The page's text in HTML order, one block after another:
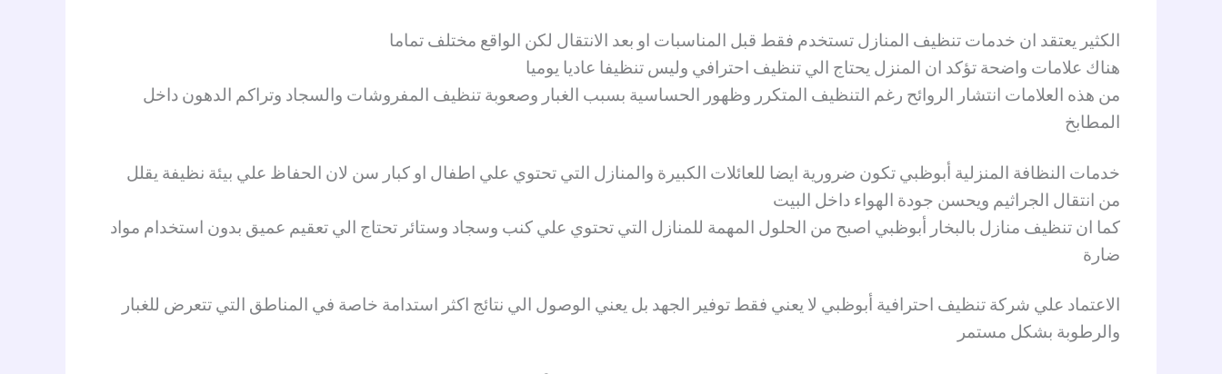
الكثير يعتقد ان خدمات تنظيف المنازل تستخدم فقط قبل المناسبات او بعد الانتقال لكن الواقع مختلف تماما
هناك علامات واضحة تؤكد ان المنزل يحتاج الي تنظيف احترافي وليس تنظيفا عاديا يوميا
من هذه العلامات انتشار الروائح رغم التنظيف المتكرر وظهور الحساسية بسبب الغبار وصعوبة تنظيف المفروشات والسجاد وتراكم الدهون داخل
المطابخ
خدمات النظافة المنزلية أبوظبي تكون ضرورية ايضا للعائلات الكبيرة والمنازل التي تحتوي علي اطفال او كبار سن لان الحفاظ علي بيئة نظيفة يقلل
من انتقال الجراثيم ويحسن جودة الهواء داخل البيت
كما ان تنظيف منازل بالبخار أبوظبي اصبح من الحلول المهمة للمنازل التي تحتوي علي كنب وسجاد وستائر تحتاج الي تعقيم عميق بدون استخدام مواد
ضارة
الاعتماد علي شركة تنظيف احترافية أبوظبي لا يعني فقط توفير الجهد بل يعني الوصول الي نتائج اكثر استدامة خاصة في المناطق التي تتعرض للغبار
والرطوبة بشكل مستمر